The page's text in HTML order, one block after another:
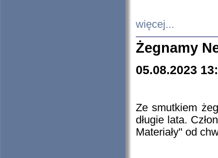
więcej...
Żegnamy
05.08.2023
Ze smutkiem
długie lata.
Materiały" od